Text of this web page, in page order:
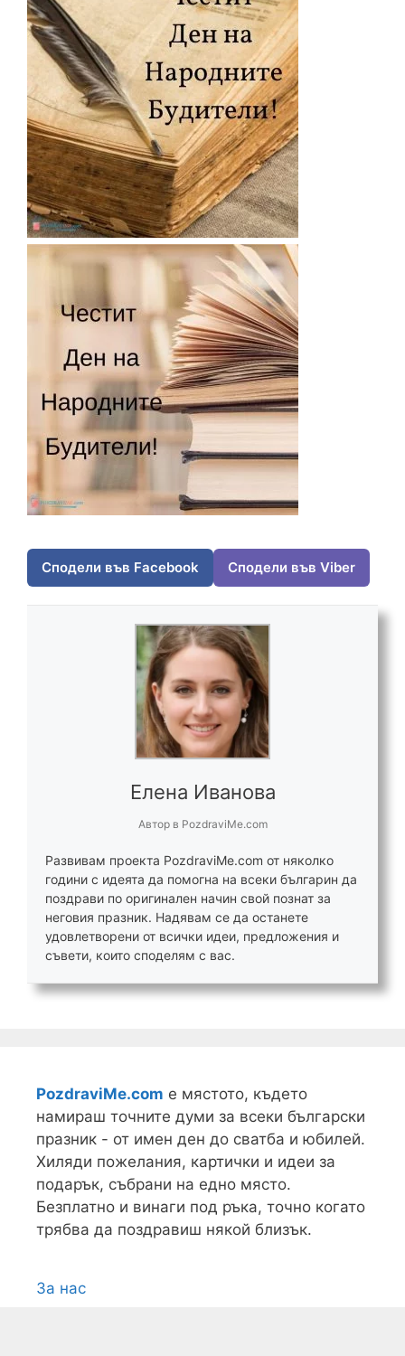
Сподели във Facebook Сподели във Viber
Елена Иванова
Автор в PozdraviMe.com
Развивам проекта PozdraviMe.com от няколко
години с идеята да помогна на всеки българин да
поздрави по оригинален начин свой познат за
неговия празник. Надявам се да останете
удовлетворени от всички идеи, предложения и
съвети, които споделям с вас.
PozdraviMe.com е мястото, където
намираш точните думи за всеки български
празник - от имен ден до сватба и юбилей.
Хиляди пожелания, картички и идеи за
подарък, събрани на едно място.
Безплатно и винаги под ръка, точно когато
трябва да поздравиш някой близък.
За нас